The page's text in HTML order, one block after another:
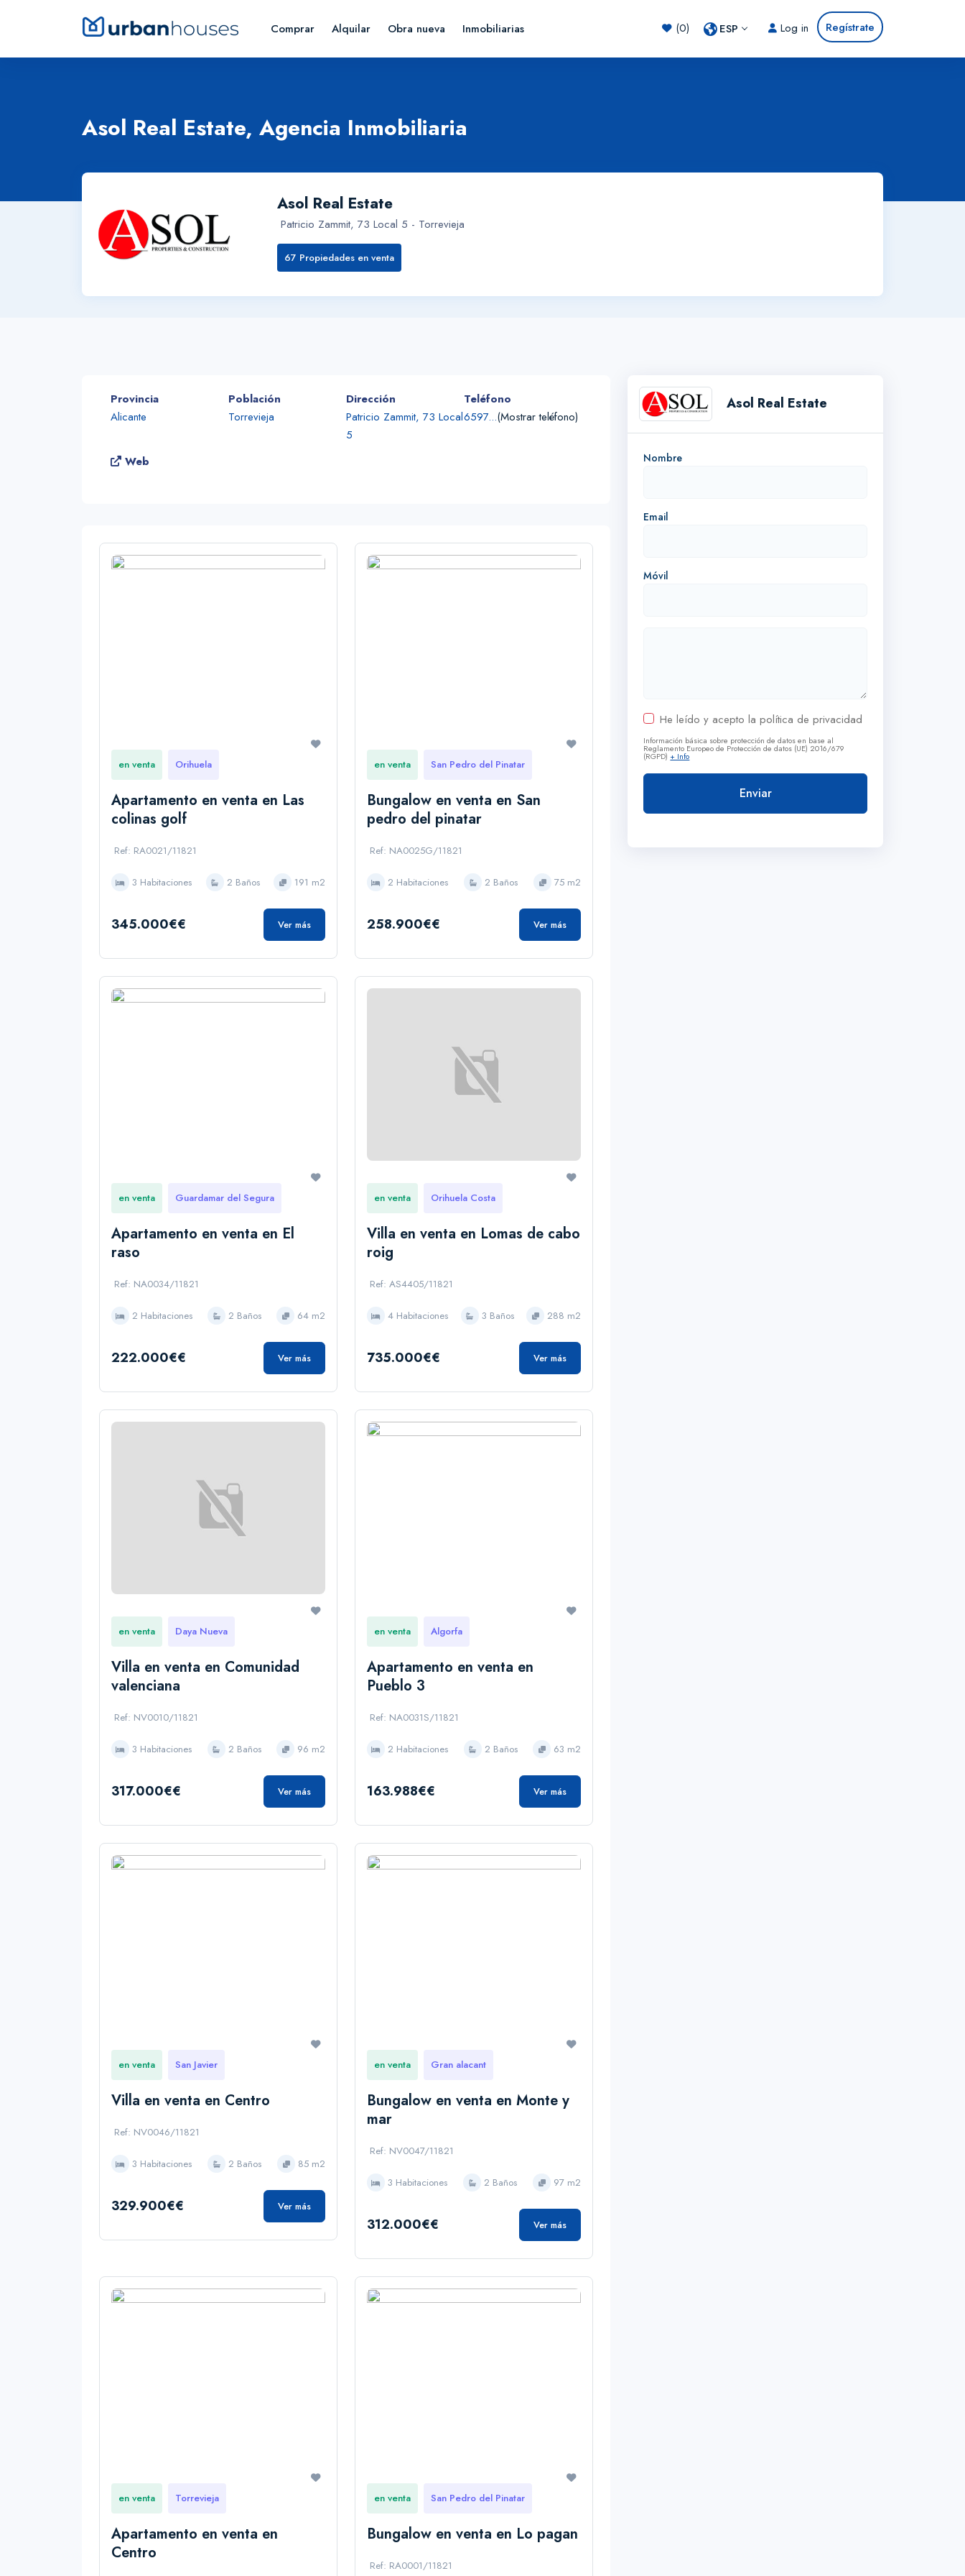
Comprar Alquilar Obra nueva Inmobiliarias Regístrate
Log in
ESP
(0)
Asol Real Estate, Agencia Inmobiliaria
Asol Real Estate
Patricio Zammit, 73 Local 5 - Torrevieja
67 Propiedades en venta
Provincia
Alicante
Población
Torrevieja
Dirección
Patricio Zammit, 73 Local
5
Teléfono
6597...(Mostrar teléfono)
Web
en venta Orihuela
Apartamento en venta en Las
colinas golf
Ref: RA0021/11821
3 Habitaciones 2 Baños 191 m2
345.000€€ Ver más
en venta San Pedro del Pinatar
Bungalow en venta en San
pedro del pinatar
Ref: NA0025G/11821
2 Habitaciones 2 Baños 75 m2
258.900€€ Ver más
en venta Guardamar del Segura
Apartamento en venta en El
raso
Ref: NA0034/11821
2 Habitaciones 2 Baños 64 m2
222.000€€ Ver más
en venta Orihuela Costa
Villa en venta en Lomas de cabo
roig
Ref: AS4405/11821
4 Habitaciones 3 Baños 288 m2
735.000€€ Ver más
en venta Daya Nueva
Villa en venta en Comunidad
valenciana
Ref: NV0010/11821
3 Habitaciones 2 Baños 96 m2
317.000€€ Ver más
en venta Algorfa
Apartamento en venta en
Pueblo 3
Ref: NA0031S/11821
2 Habitaciones 2 Baños 63 m2
163.988€€ Ver más
en venta San Javier
Villa en venta en Centro
Ref: NV0046/11821
3 Habitaciones 2 Baños 85 m2
329.900€€ Ver más
en venta Gran alacant
Bungalow en venta en Monte y
mar
Ref: NV0047/11821
3 Habitaciones 2 Baños 97 m2
312.000€€ Ver más
en venta Torrevieja
Apartamento en venta en
Centro
en venta San Pedro del Pinatar
Bungalow en venta en Lo pagan
Ref: RA0001/11821
Asol Real Estate
Nombre
Email
Móvil
He leído y acepto la política de privacidad
Información básica sobre protección de datos en base al
Reglamento Europeo de Protección de datos (UE) 2016/679
(RGPD)+ Info